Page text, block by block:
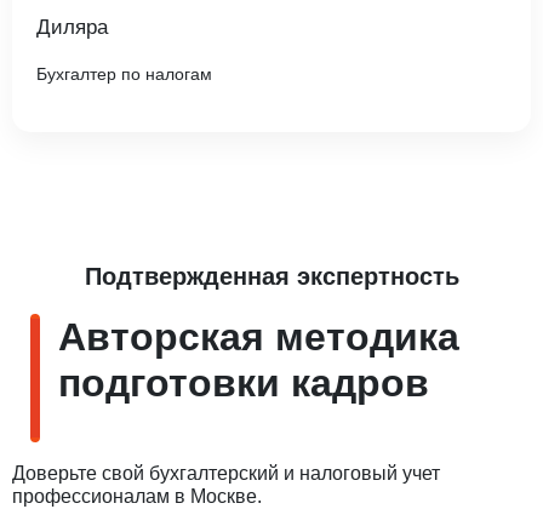
Диляра
Бухгалтер по налогам
Подтвержденная экспертность
Авторская методика
подготовки кадров
Доверьте свой бухгалтерский и налоговый учет
профессионалам в Москве.